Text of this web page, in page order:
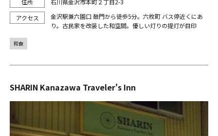
金沢駅兼六園口 鼓門から徒歩5分。六枚町 バス停近くにあ
り。古民家を改装した和空間。優しい灯りの提灯が目印
和食
SHARIN Kanazawa Traveler's Inn